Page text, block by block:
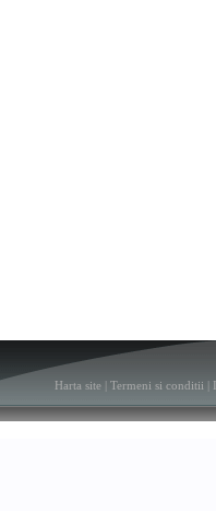
Harta site Termeni si conditii